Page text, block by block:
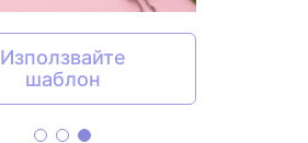
Използвайте
шаблон